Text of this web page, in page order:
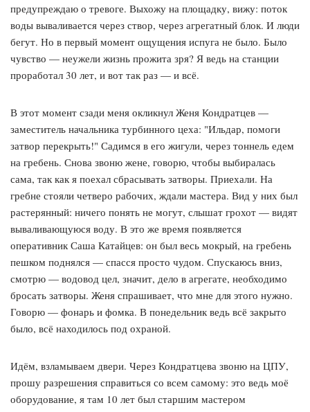
предупреждаю о тревоге. Выхожу на площадку, вижу: поток
воды вываливается через створ, через агрегатный блок. И люди
бегут. Но в первый момент ощущения испуга не было. Было
чувство — неужели жизнь прожита зря? Я ведь на станции
проработал 30 лет, и вот так раз — и всё.
В этот момент сзади меня окликнул Женя Кондратцев —
заместитель начальника турбинного цеха: "Ильдар, помоги
затвор перекрыть!" Садимся в его жигули, через тоннель едем
на гребень. Снова звоню жене, говорю, чтобы выбиралась
сама, так как я поехал сбрасывать затворы. Приехали. На
гребне стояли четверо рабочих, ждали мастера. Вид у них был
растерянный: ничего понять не могут, слышат грохот — видят
вываливающуюся воду. В это же время появляется
оперативник Саша Катайцев: он был весь мокрый, на гребень
пешком поднялся — спасся просто чудом. Спускаюсь вниз,
смотрю — водовод цел, значит, дело в агрегате, необходимо
бросать затворы. Женя спрашивает, что мне для этого нужно.
Говорю — фонарь и фомка. В понедельник ведь всё закрыто
было, всё находилось под охраной.
Идём, взламываем двери. Через Кондратцева звоню на ЦПУ,
прошу разрешения справиться со всем самому: это ведь моё
оборудование, я там 10 лет был старшим мастером